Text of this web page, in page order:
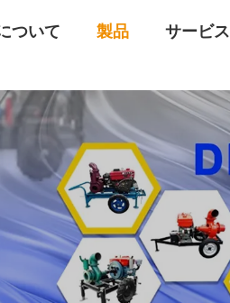
ついて 製品 サービス